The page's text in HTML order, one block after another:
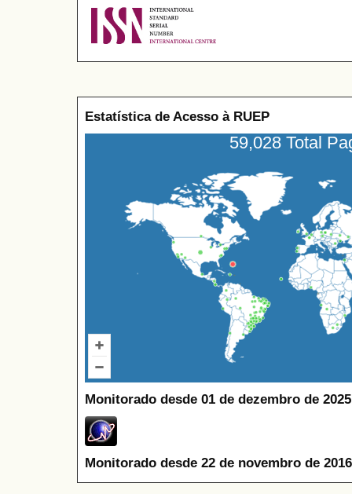
Estatística de Acesso à RUEP
59,028 Total
Monitorado desde 01 de dezembro de
Monitorado desde 22 de novembro de